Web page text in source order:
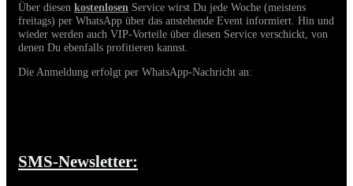
Über diesen kostenlosen Service wirst Du jede Woche (meistens
freitags) per WhatsApp über das anstehende Event informiert. Hin und
wieder werden auch VIP-Vorteile über diesen Service verschickt, von
denen Du ebenfalls profitieren kannst.
Die Anmeldung erfolgt per WhatsApp-Nachricht an:
SMS-Newsletter: